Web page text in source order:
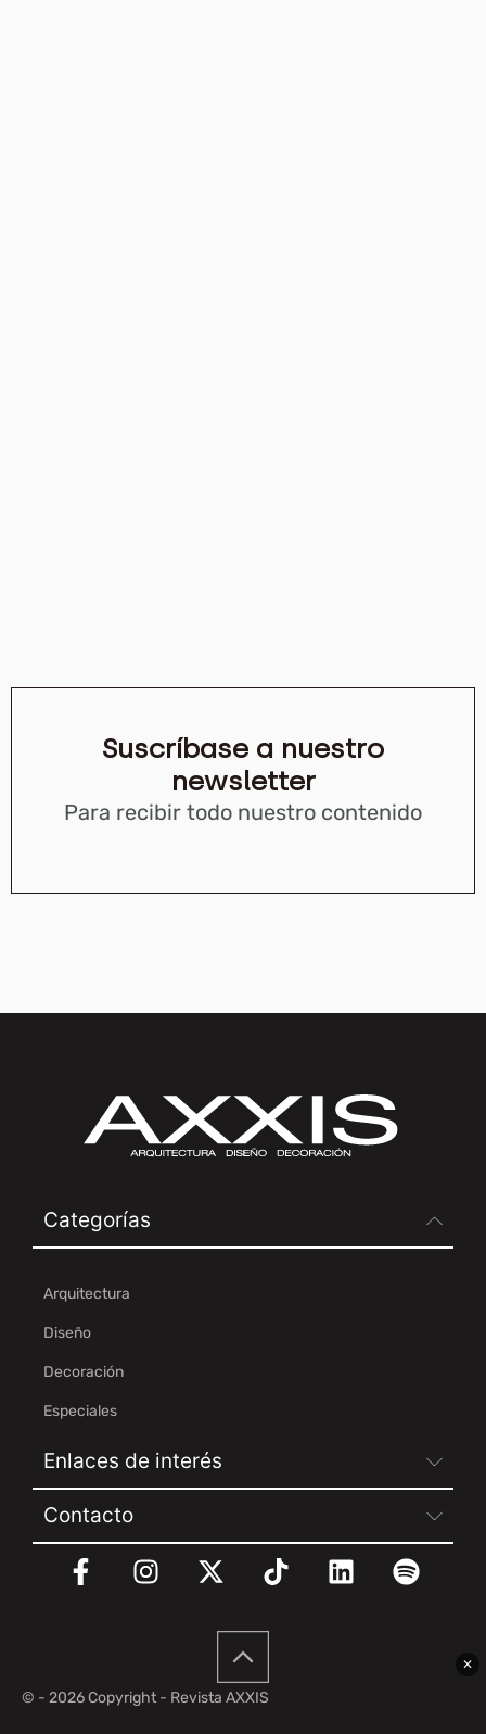
Suscríbase a nuestro
newsletter
Para recibir todo nuestro contenido
✕
Categorías
Arquitectura
Diseño
Decoración
Especiales
Enlaces de interés
Contacto
© - 2026 Copyright - Revista AXXIS